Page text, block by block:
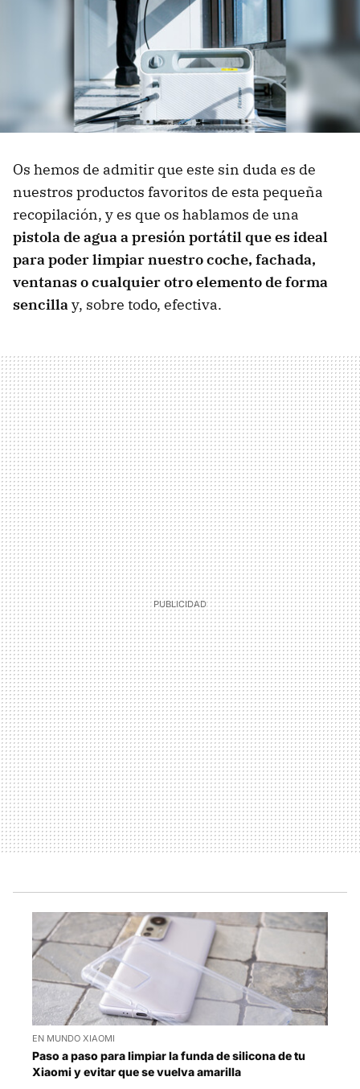
Os hemos de admitir que este sin duda es de
nuestros productos favoritos de esta pequeña
recopilación, y es que os hablamos de una
pistola de agua a presión portátil que es ideal
para poder limpiar nuestro coche, fachada,
ventanas o cualquier otro elemento de forma
sencillay, sobre todo, efectiva.
EN MUNDO XIAOMI
Paso a paso para limpiar la funda de silicona de tu
Xiaomi y evitar que se vuelva amarilla